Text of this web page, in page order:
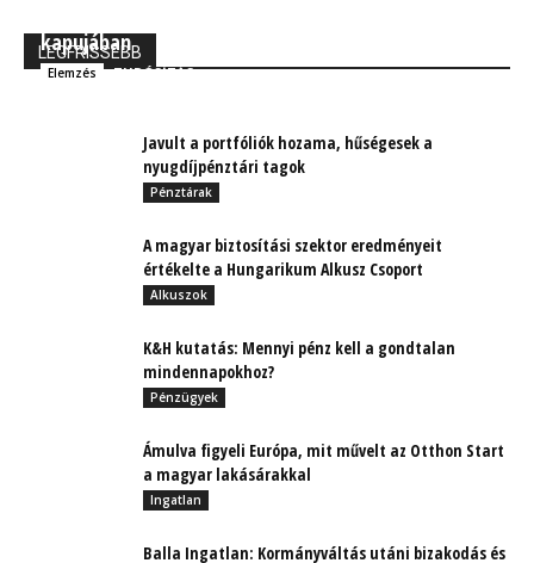
LEGFRISSEBB
kapujában
Elemzés TUDÓSÍTÁS
Javult a portfóliók hozama, hűségesek a
nyugdíjpénztári tagok
Pénztárak
A magyar biztosítási szektor eredményeit
értékelte a Hungarikum Alkusz Csoport
Alkuszok
K&H kutatás: Mennyi pénz kell a gondtalan
mindennapokhoz?
Pénzügyek
Ámulva figyeli Európa, mit művelt az Otthon Start
a magyar lakásárakkal
Ingatlan
Balla Ingatlan: Kormányváltás utáni bizakodás és